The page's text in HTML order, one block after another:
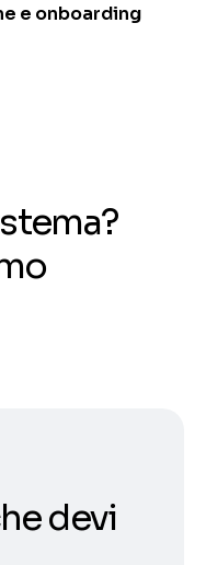
e onboarding
devi